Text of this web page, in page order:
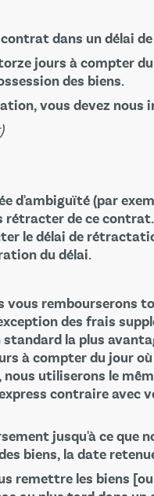
dans un délai
jours à compter
des biens.
vous devez nous
d'ambiguïté (par
de ce
le délai de
du délai.
vous rembourserons
des frais
la plus
à compter du jour
utiliserons le
contraire avec
jusqu'à ce que
biens, la date
remettre les biens